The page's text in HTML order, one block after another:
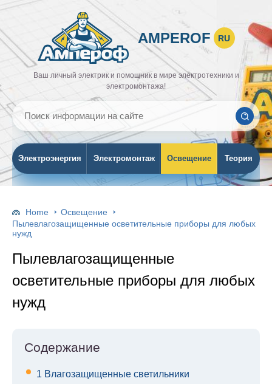
AMPEROF RU
Ваш личный электрик и помощник в мире электротехники и
электромонтажа!
Электроэнергия Электромонтаж Освещение Теория
Home
Освещение
Пылевлагозащищенные осветительные приборы для любых
нужд
Пылевлагозащищенные
осветительные приборы для любых
нужд
Содержание
1 Влагозащищенные светильники